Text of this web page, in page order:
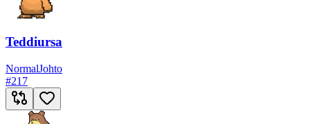
Teddiursa
NormalJohto
#217